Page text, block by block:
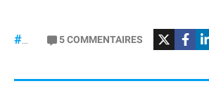
#macOS 5COMMENTAIRES